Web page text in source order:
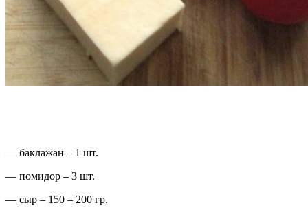
— баклажан – 1 шт.
— помидор – 3 шт.
— сыр – 150 – 200 гр.